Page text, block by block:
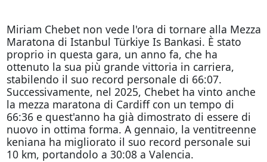
Miriam Chebet non vede l'ora di tornare alla Mezza
Maratona di Istanbul Türkiye Is Bankasi. È stato
proprio in questa gara, un anno fa, che ha
ottenuto la sua più grande vittoria in carriera,
stabilendo il suo record personale di 66:07.
Successivamente, nel 2025, Chebet ha vinto anche
la mezza maratona di Cardiff con un tempo di
66:36 e quest'anno ha già dimostrato di essere di
nuovo in ottima forma. A gennaio, la ventitreenne
keniana ha migliorato il suo record personale sui
10 km, portandolo a 30:08 a Valencia.